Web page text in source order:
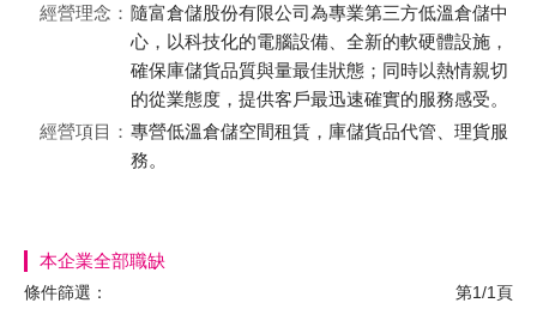
經營理念： 隨富倉儲股份有限公司為專業第三方低溫倉儲中
心，以科技化的電腦設備、全新的軟硬體設施，
確保庫儲貨品質與量最佳狀態；同時以熱情親切
的從業態度，提供客戶最迅速確實的服務感受。
經營項目： 專營低溫倉儲空間租賃，庫儲貨品代管、理貨服
務。
本企業全部職缺
條件篩選： 第1/1頁